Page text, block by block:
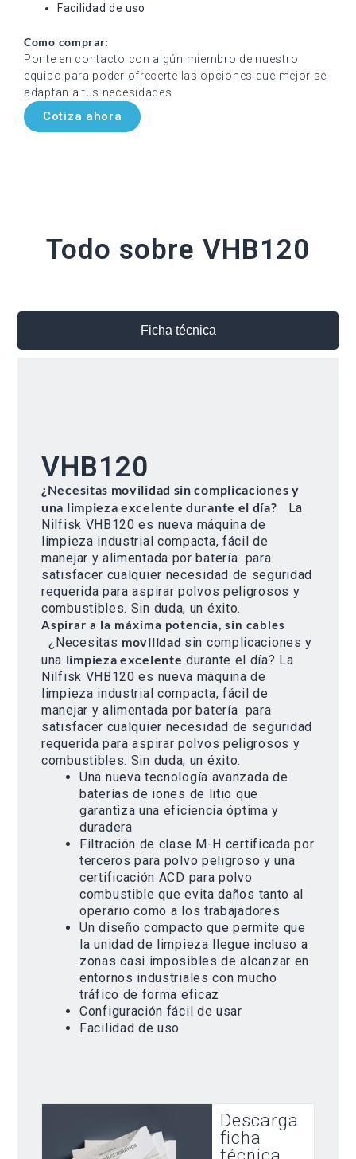
Facilidad de uso
Como comprar:
Ponte en contacto con algún miembro de nuestro
equipo para poder ofrecerte las opciones que mejor se
adaptan a tus necesidades
Cotiza ahora
Todo sobre VHB120
Ficha técnica
VHB120
¿Necesitas movilidad sin complicaciones y
una limpieza excelente durante el día?
La
Nilfisk VHB120 es nueva máquina de
limpieza industrial compacta, fácil de
manejar y alimentada por batería para
satisfacer cualquier necesidad de seguridad
requerida para aspirar polvos peligrosos y
combustibles. Sin duda, un éxito.
Aspirar a la máxima potencia, sin cables
¿Necesitas movilidad sin complicaciones y
una limpieza excelente durante el día? La
Nilfisk VHB120 es nueva máquina de
limpieza industrial compacta, fácil de
manejar y alimentada por batería para
satisfacer cualquier necesidad de seguridad
requerida para aspirar polvos peligrosos y
combustibles. Sin duda, un éxito.
Una nueva tecnología avanzada de
baterías de iones de litio que
garantiza una eficiencia óptima y
duradera
Filtración de clase M-H certificada por
terceros para polvo peligroso y una
certificación ACD para polvo
combustible que evita daños tanto al
operario como a los trabajadores
Un diseño compacto que permite que
la unidad de limpieza llegue incluso a
zonas casi imposibles de alcanzar en
entornos industriales con mucho
tráfico de forma eficaz
Configuración fácil de usar
Facilidad de uso
Descarga
ficha
técnica